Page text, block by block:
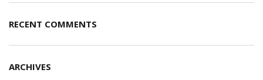
RECENT COMMENTS
ARCHIVES